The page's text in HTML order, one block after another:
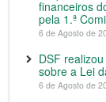
financeiros
pela 1.ª
6 de Agosto de
DSF
sobre a Lei
6 de Agosto de